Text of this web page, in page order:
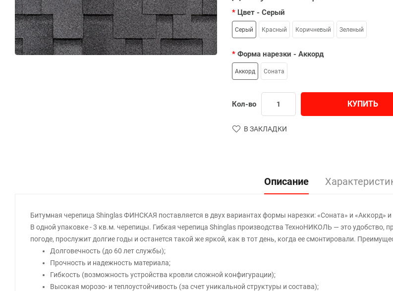
Цвет - Серый
Серый Красный Коричневый Зеленый
Форма нарезки - Аккорд
Аккорд Соната
Кол-во КУПИТЬ
В ЗАКЛАДКИ
Описание
Битумная черепица Shinglas ФИНСКАЯ поставляется в двух вариантах формы нарезки: «Соната» и «Аккорд»
В одной упаковке - 3 кв.м. черепицы. Гибкая черепица Shinglas производства ТехноНИКОЛЬ — это удобство,
погоде, прослужит долгие годы и останется такой же яркой, как в тот день, когда ее смонтировали.
Долговечность (до 60 лет службы);
Прочность и надежность материала;
Гибкость (возможность устройства кровли сложной конфигурации);
Высокая морозо- и теплоустойчивость (за счет уникальной структуры и состава);